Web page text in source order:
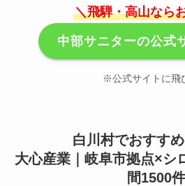
＼飛騨・高山なら
中部サニターの公式
※公式サイトに飛
白川村でおすす
大心産業｜岐阜市拠点×シ
間1500件